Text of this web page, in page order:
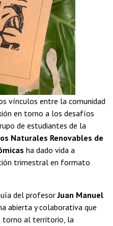
vínculos entre la comunidad
en torno a los desafíos
de estudiantes de la
Naturales Renovables de
ha dado vida a
trimestral en formato
del profesorJuan Manuel
abierta y colaborativa que
torno al territorio, la